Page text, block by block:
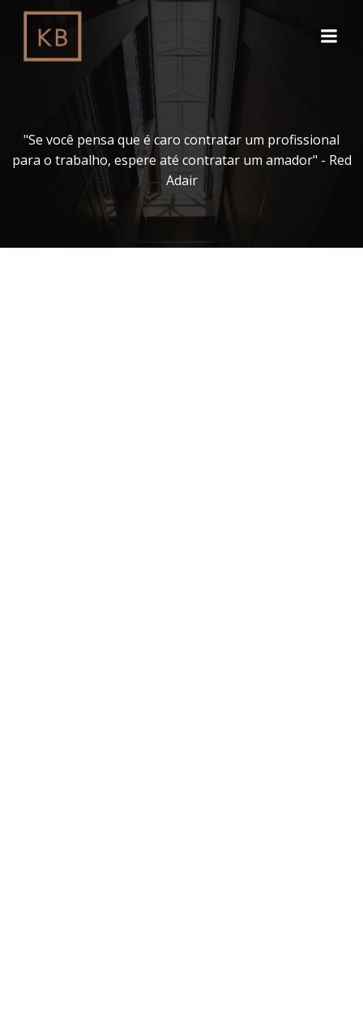
o
conteúdo
"Se você pensa que é caro contratar um profissional
para o trabalho, espere até contratar um amador" - Red
Adair